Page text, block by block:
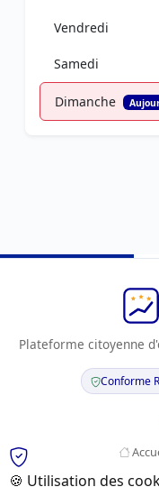
Vendredi
Samedi
Dimanche
Plateforme citoyenne
Conforme
🍪 Utilisation des